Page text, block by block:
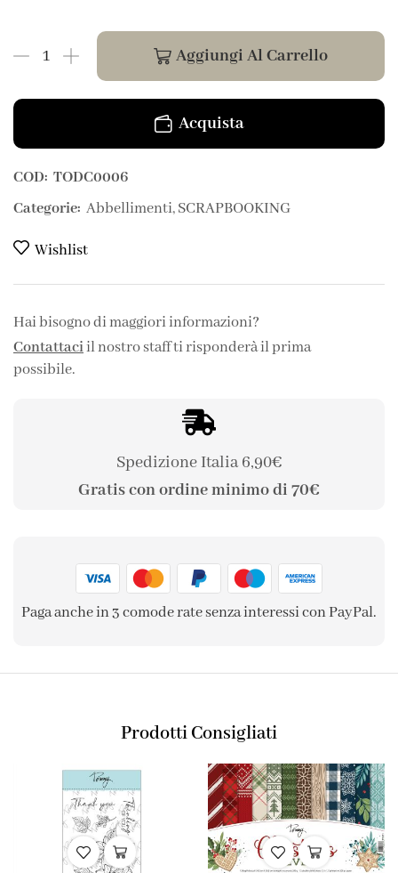
Aggiungi Al Carrello
Acquista
COD: TODC0006
Categorie: Abbellimenti,SCRAPBOOKING
Wishlist
Hai bisogno di maggiori informazioni?
Contattaciil nostro staff ti risponderà il prima
possibile.
Spedizione Italia 6,90€
Gratis con ordine minimo di 70€
Paga anche in 3 comode rate senza interessi con PayPal.
Prodotti Consigliati